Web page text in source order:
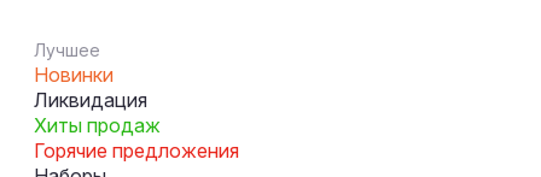
Лучшее
Новинки
Ликвидация
Хиты продаж
Горячие предложения